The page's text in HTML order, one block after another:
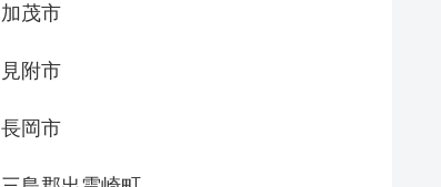
加茂市
見附市
長岡市